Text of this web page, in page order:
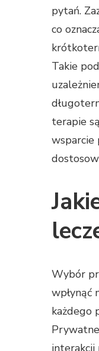
pytań.
co
Takie
terapie
wsparcie
Wybór
wpłynąć
każdego
interakcji